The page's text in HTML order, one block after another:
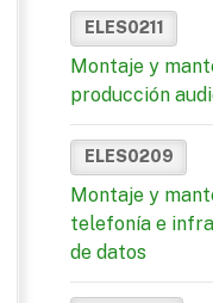
ELES0211
Montaje y
producción
ELES0209
Montaje y
telefonía e
de datos